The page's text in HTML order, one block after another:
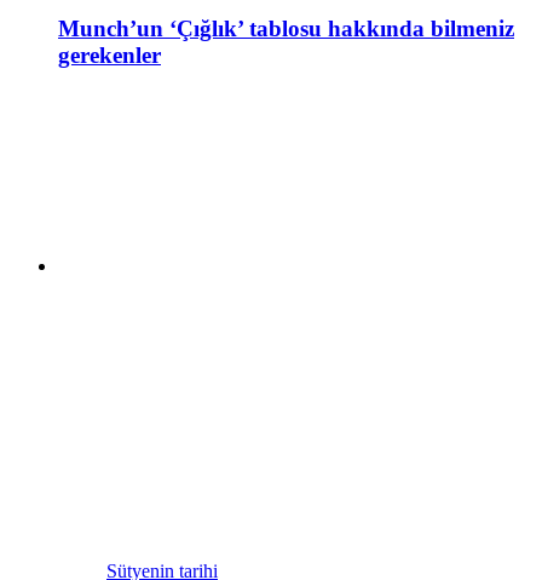
Munch’un ‘Çığlık’ tablosu hakkında bilmeniz
gerekenler
Sütyenin tarihi